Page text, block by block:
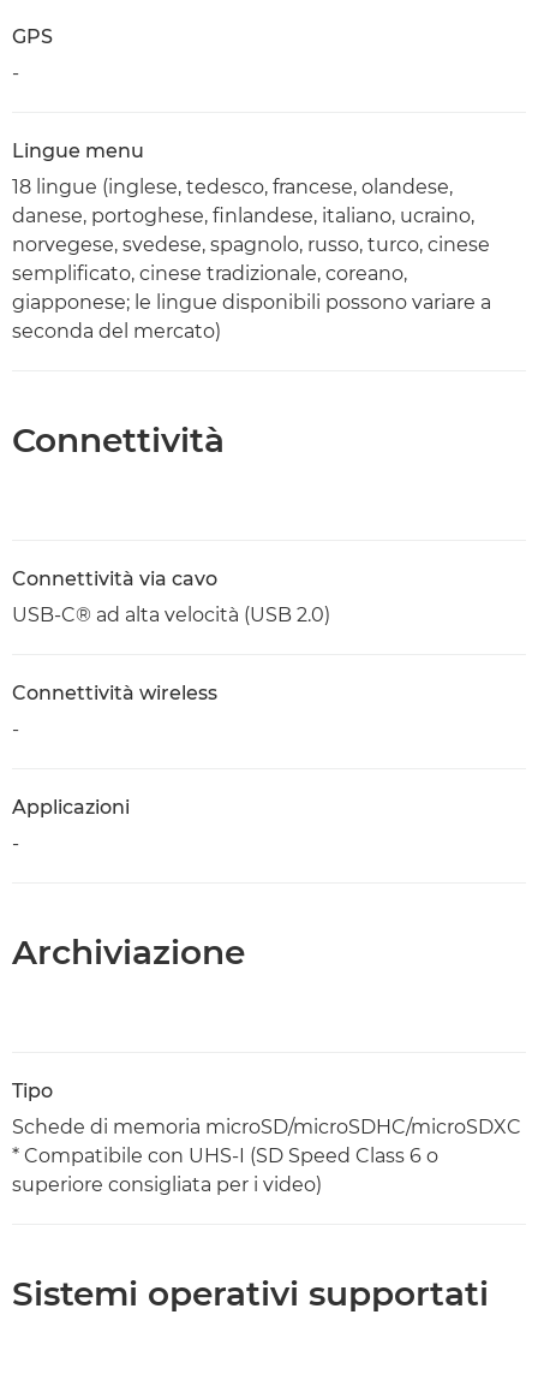
GPS
-
Lingue menu
18 lingue (inglese, tedesco, francese, olandese,
danese, portoghese, finlandese, italiano, ucraino,
norvegese, svedese, spagnolo, russo, turco, cinese
semplificato, cinese tradizionale, coreano,
giapponese; le lingue disponibili possono variare a
seconda del mercato)
Connettività
Connettività via cavo
USB-C® ad alta velocità (USB 2.0)
Connettività wireless
-
Applicazioni
-
Archiviazione
Tipo
Schede di memoria microSD/microSDHC/microSDXC
* Compatibile con UHS-I (SD Speed Class 6 o
superiore consigliata per i video)
Sistemi operativi supportati